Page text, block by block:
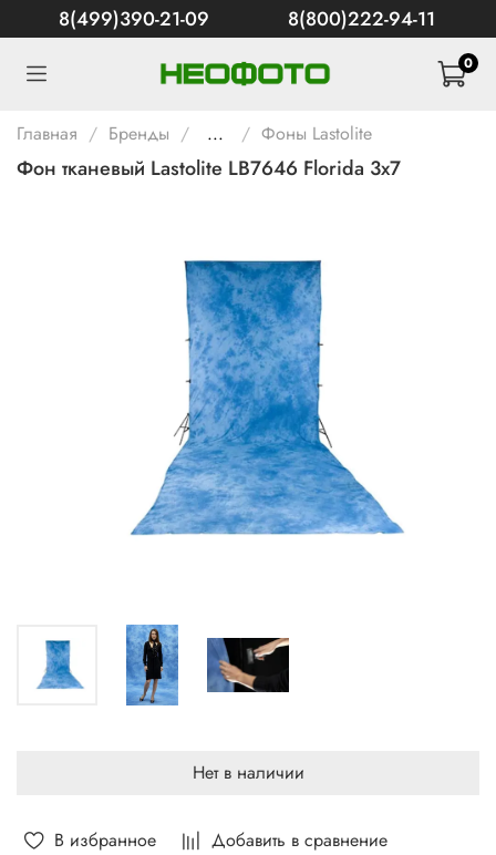
8(499)390-21-09 8(800)222-94-11
0
Главная Бренды ... Фоны Lastolite
Фон тканевый Lastolite LB7646 Florida 3х7
Нет в наличии
В избранное Добавить в сравнение